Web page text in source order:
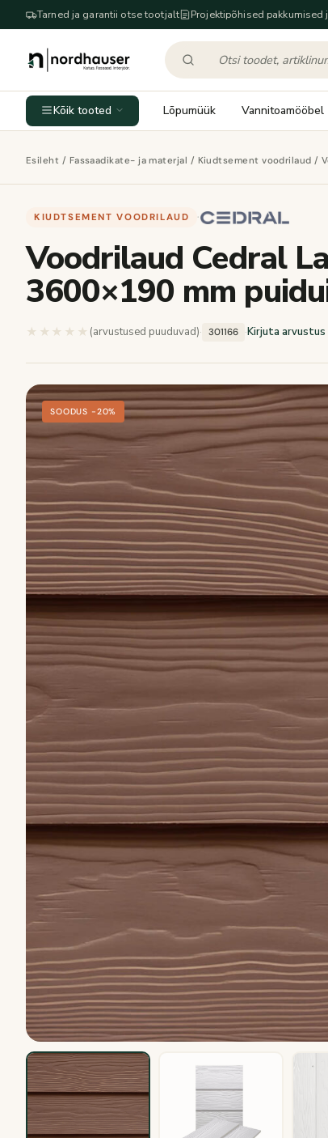
Tarned ja garantii otse tootjalt Projektipõhised pakkumised
Kõik tooted Lõpumüük Vannitoamööbel
Esileht / Fassaadikate- ja materjal / Kiudtsement voodrilaud /
KIUDTSEMENT VOODRILAUD ·
Voodrilaud Cedral
3600×190 mm
★★★★★ ★★★★★
(arvustused puuduvad)· 301166 ·Kirjuta arvustus
SOODUS −20%